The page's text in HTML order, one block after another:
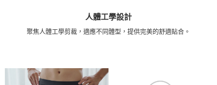
人體工學設計
聚焦人體工學剪裁，適應不同體型，提供完美的舒適貼合。